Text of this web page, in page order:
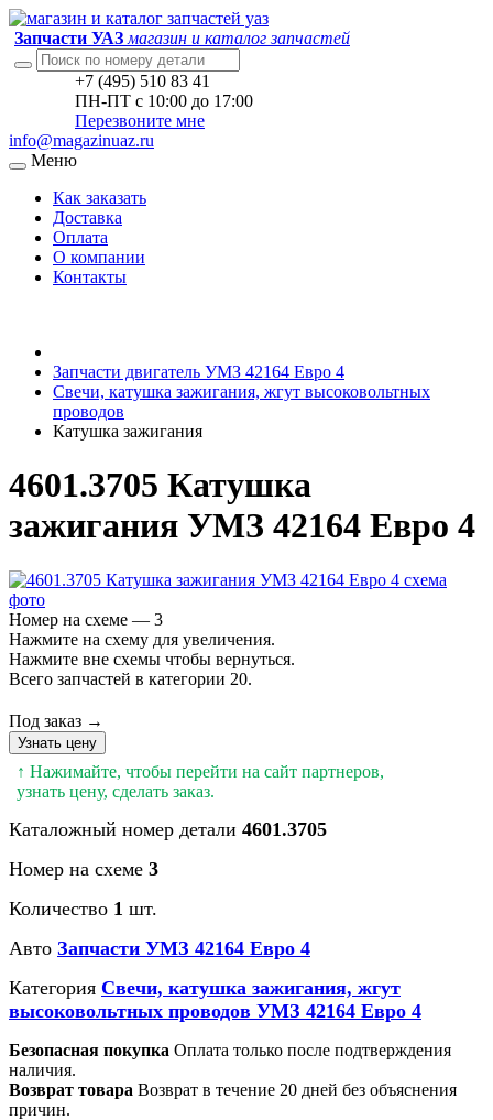
Запчасти УАЗ магазин и каталог запчастей
+7 (495) 510 83 41
ПН-ПТ с 10:00 до 17:00
Перезвоните мне
info@magazinuaz.ru
Меню
Как заказать
Доставка
Оплата
О компании
Контакты
Запчасти двигатель УМЗ 42164 Евро 4
Свечи, катушка зажигания, жгут высоковольтных
проводов
Катушка зажигания
4601.3705 Катушка
зажигания УМЗ 42164 Евро 4
Номер на схеме — 3
Нажмите на схему для увеличения.
Нажмите вне схемы чтобы вернуться.
Всего запчастей в категории 20.
Под заказ →
Узнать цену
↑ Нажимайте, чтобы перейти на сайт партнеров,
узнать цену, сделать заказ.
Каталожный номер детали 4601.3705
Номер на схеме 3
Количество 1 шт.
Авто Запчасти УМЗ 42164 Евро 4
Категория Свечи, катушка зажигания, жгут
высоковольтных проводов УМЗ 42164 Евро 4
Безопасная покупка Оплата только после подтверждения
наличия.
Возврат товара Возврат в течение 20 дней без объяснения
причин.